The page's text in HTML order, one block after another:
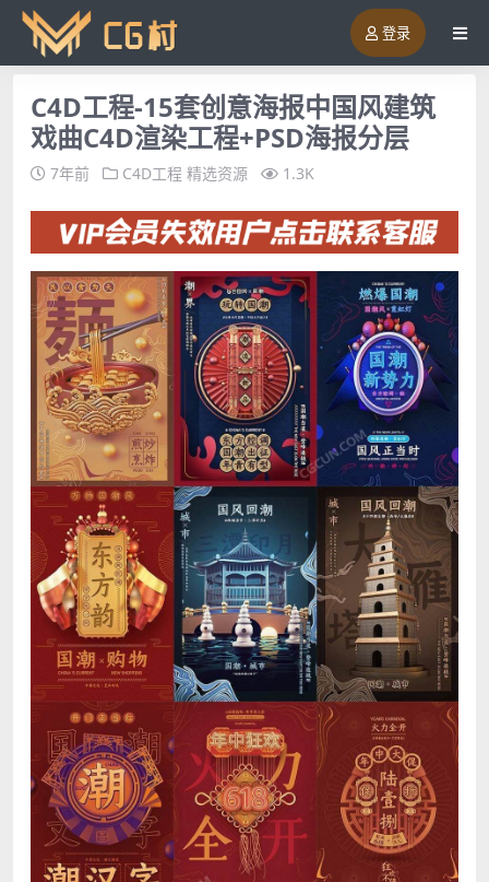
登录
C4D工程-15套创意海报中国风建筑
戏曲C4D渲染工程+PSD海报分层
7年前 C4D工程 精选资源 1.3K